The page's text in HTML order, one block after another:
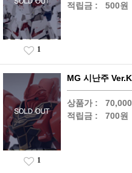
적립금 : 500원
1
MG 시난주
상품가 :
적립금 : 700원
1